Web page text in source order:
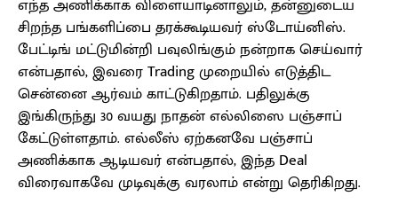
எந்த அணிக்காக விளையாடினாலும், தன்னுடைய
சிறந்த பங்களிப்பை தரக்கூடியவர் ஸ்டோய்னிஸ்.
பேட்டிங் மட்டுமின்றி பவுலிங்கும் நன்றாக செய்வார்
என்பதால், இவரை Trading முறையில் எடுத்திட
சென்னை ஆர்வம் காட்டுகிறதாம். பதிலுக்கு
இங்கிருந்து 30 வயது நாதன் எல்லிஸை பஞ்சாப்
கேட்டுள்ளதாம். எல்லீஸ் ஏற்கனவே பஞ்சாப்
அணிக்காக ஆடியவர் என்பதால், இந்த Deal
விரைவாகவே முடிவுக்கு வரலாம் என்று தெரிகிறது.